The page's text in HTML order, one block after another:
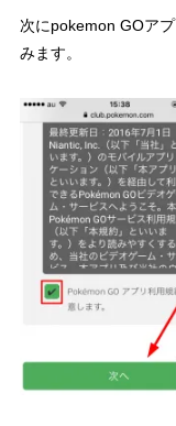
次にpokemon GOア
みます。